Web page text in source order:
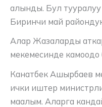
алынды. Бул
Биринчи май
Алар Жазаларды
мекемесинде камоодо
Канатбек Ашырбаев
ички иштер
маалым. Аларга